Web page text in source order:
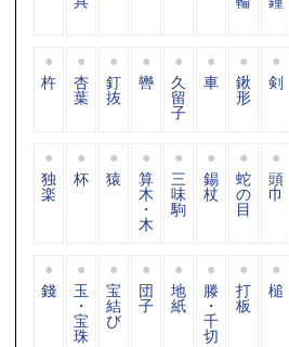
杵 杏
葉
釘
抜
轡 久
留
子
車 鍬
形
剣
独
楽
杯 猿 算
木
・
木
三
味
駒
錫
杖
蛇
の
目
頭
巾
錢 玉
・
宝
珠
宝
結
び
団
子
地
紙
滕
・
千
切
打
板
槌